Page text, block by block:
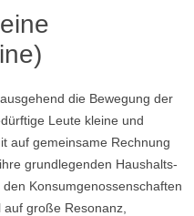
die Bewegung der
Leute kleine und
auf gemeinsame Rechnung
grundlegenden Haushalts-
Konsumgenossenschaften
große Resonanz,